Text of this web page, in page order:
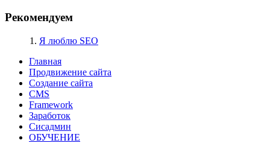
Рекомендуем
1. Я люблю SEO
Главная
Продвижение сайта
Создание сайта
CMS
Framework
Заработок
Сисадмин
ОБУЧЕНИЕ